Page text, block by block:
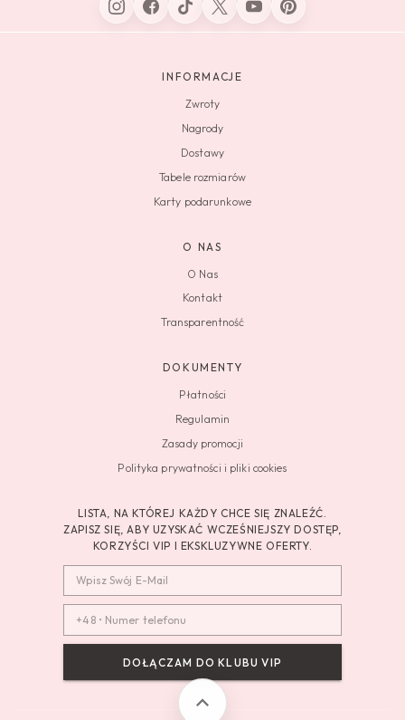
INFORMACJE
Zwroty
Nagrody
Dostawy
Tabele rozmiarów
Karty podarunkowe
O NAS
O Nas
Kontakt
Transparentność
DOKUMENTY
Płatności
Regulamin
Zasady promocji
Polityka prywatności i pliki cookies
LISTA, NA KTÓREJ KAŻDY CHCE SIĘ ZNALEŹĆ.
ZAPISZ SIĘ, ABY UZYSKAĆ WCZEŚNIEJSZY DOSTĘP,
KORZYŚCI VIP I EKSKLUZYWNE OFERTY.
DOŁĄCZAM DO KLUBU VIP